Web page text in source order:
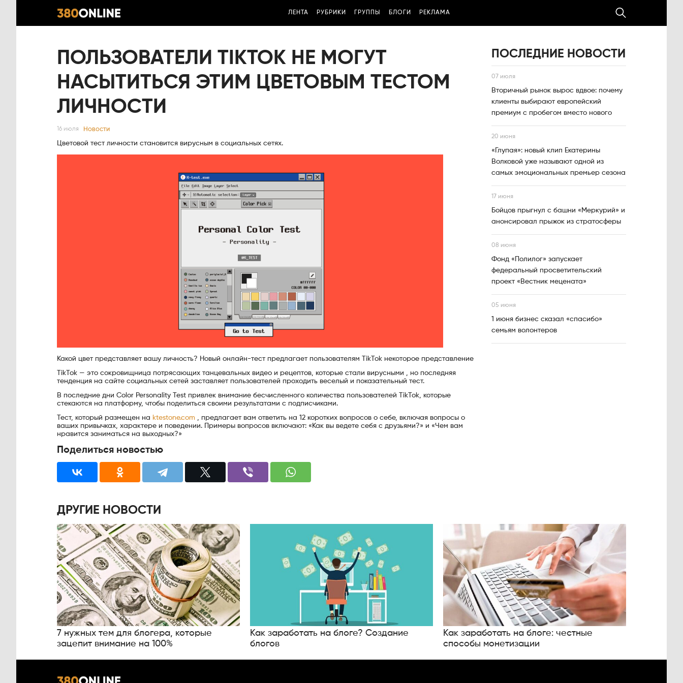
ЛЕНТА РУБРИКИ ГРУППЫ БЛОГИ РЕКЛАМА
ПОЛЬЗОВАТЕЛИ TIKTOK НЕ МОГУТ
НАСЫТИТЬСЯ ЭТИМ ЦВЕТОВЫМ ТЕСТОМ
ЛИЧНОСТИ
16 июля Новости
Цветовой тест личности становится вирусным в социальных сетях.
Какой цвет представляет вашу личность? Новый онлайн-тест предлагает пользователям TikTok некоторое представление
TikTok — это сокровищница потрясающих танцевальных видео и рецептов, которые стали вирусными , но последняя
тенденция на сайте социальных сетей заставляет пользователей проходить веселый и показательный тест.
В последние дни Color Personality Test привлек внимание бесчисленного количества пользователей TikTok, которые
стекаются на платформу, чтобы поделиться своими результатами с подписчиками.
Тест, который размещен на ktestone.com , предлагает вам ответить на 12 коротких вопросов о себе, включая вопросы о
ваших привычках, характере и поведении. Примеры вопросов включают: «Как вы ведете себя с друзьями?» и «Чем вам
нравится заниматься на выходных?»
Поделиться новостью
ПОСЛЕДНИЕ НОВОСТИ
07 июля
Вторичный рынок вырос вдвое: почему
клиенты выбирают европейский
премиум с пробегом вместо нового
20 июня
«Глупая»: новый клип Екатерины
Волковой уже называют одной из
самых эмоциональных премьер сезона
17 июня
Бойцов прыгнул с башни «Меркурий» и
анонсировал прыжок из стратосферы
08 июня
Фонд «Полилог» запускает
федеральный просветительский
проект «Вестник мецената»
05 июня
1 июня бизнес сказал «спасибо»
семьям волонтеров
ДРУГИЕ НОВОСТИ
7 нужных тем для блогера, которые
зацепит внимание на 100%
Как заработать на блоге? Создание
блогов
Как заработать на блоге: честные
способы монетизации